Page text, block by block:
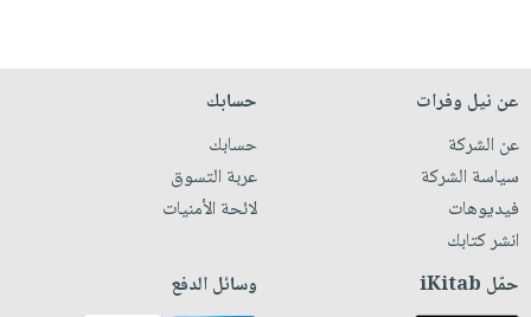
عن نيل وفرات
عن الشركة
سياسة الشركة
فيديوهات
انشر كتابك
حسابك
حسابك
عربة التسوق
لائحة الأمنيات
حمّل iKitab وسائل الدفع